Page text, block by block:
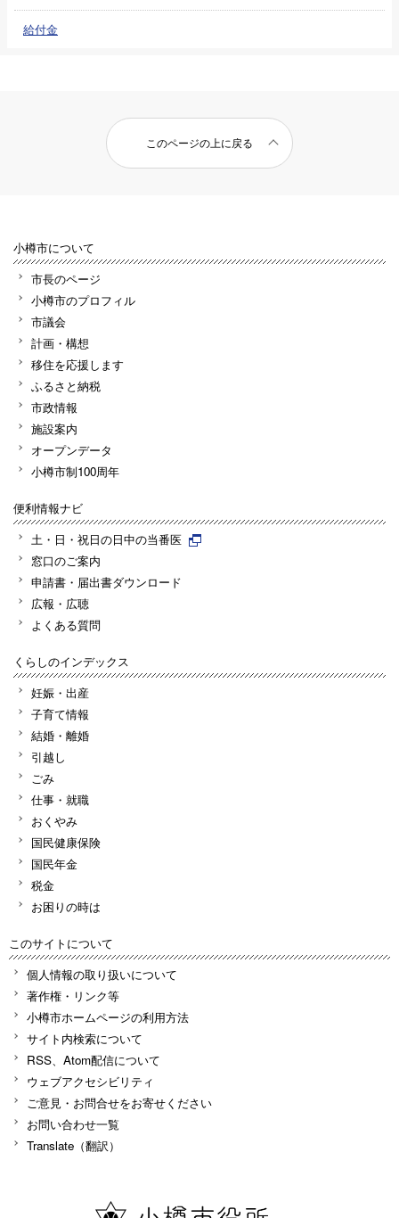
給付金
このページの上に戻る
小樽市について
市長のページ
小樽市のプロフィル
市議会
計画・構想
移住を応援します
ふるさと納税
市政情報
施設案内
オープンデータ
小樽市制100周年
便利情報ナビ
土・日・祝日の日中の当番医
窓口のご案内
申請書・届出書ダウンロード
広報・広聴
よくある質問
くらしのインデックス
妊娠・出産
子育て情報
結婚・離婚
引越し
ごみ
仕事・就職
おくやみ
国民健康保険
国民年金
税金
お困りの時は
このサイトについて
個人情報の取り扱いについて
著作権・リンク等
小樽市ホームページの利用方法
サイト内検索について
RSS、Atom配信について
ウェブアクセシビリティ
ご意見・お問合せをお寄せください
お問い合わせ一覧
Translate（翻訳）